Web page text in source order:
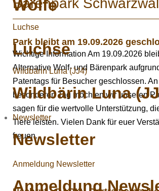
Wölfe
Luchse
Luchse
Wildbärin Luna (JJ4)
Wildbärin Luna
Newsletter
Newsletter
Anmeldung Newsletter
Anmeldung
Bärenpark
Park bleibt am 19.09.2026
Wichtige Information Am 19.09.2026
Alternative Wolf- und Bärenpark
Patentags für Besucher geschlossen.
besonderen Tag möchten wir unseren
sagen für die wertvolle Unterstützung,
Tiere leisten. Vielen Dank für euer
freuen...